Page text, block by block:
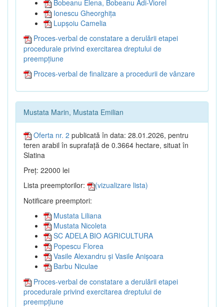
Bobeanu Elena, Bobeanu Adi-Viorel
Ionescu Gheorghița
Lupșoiu Camelia
Proces-verbal de constatare a derulării etapei
procedurale privind exercitarea dreptului de
preempțiune
Proces-verbal de finalizare a procedurii de vânzare
Mustata Marin, Mustata Emilian
Oferta nr. 2 publicată în data: 28.01.2026, pentru
teren arabil în suprafață de 0.3664 hectare, situat în
Slatina
Preț: 22000 lei
Lista preemptorilor:
(vizualizare lista)
Notificare preemptori:
Mustata Liliana
Mustata Nicoleta
SC ADELA BIO AGRICULTURA
Popescu Florea
Vasile Alexandru și Vasile Anișoara
Barbu Niculae
Proces-verbal de constatare a derulării etapei
procedurale privind exercitarea dreptului de
preempțiune